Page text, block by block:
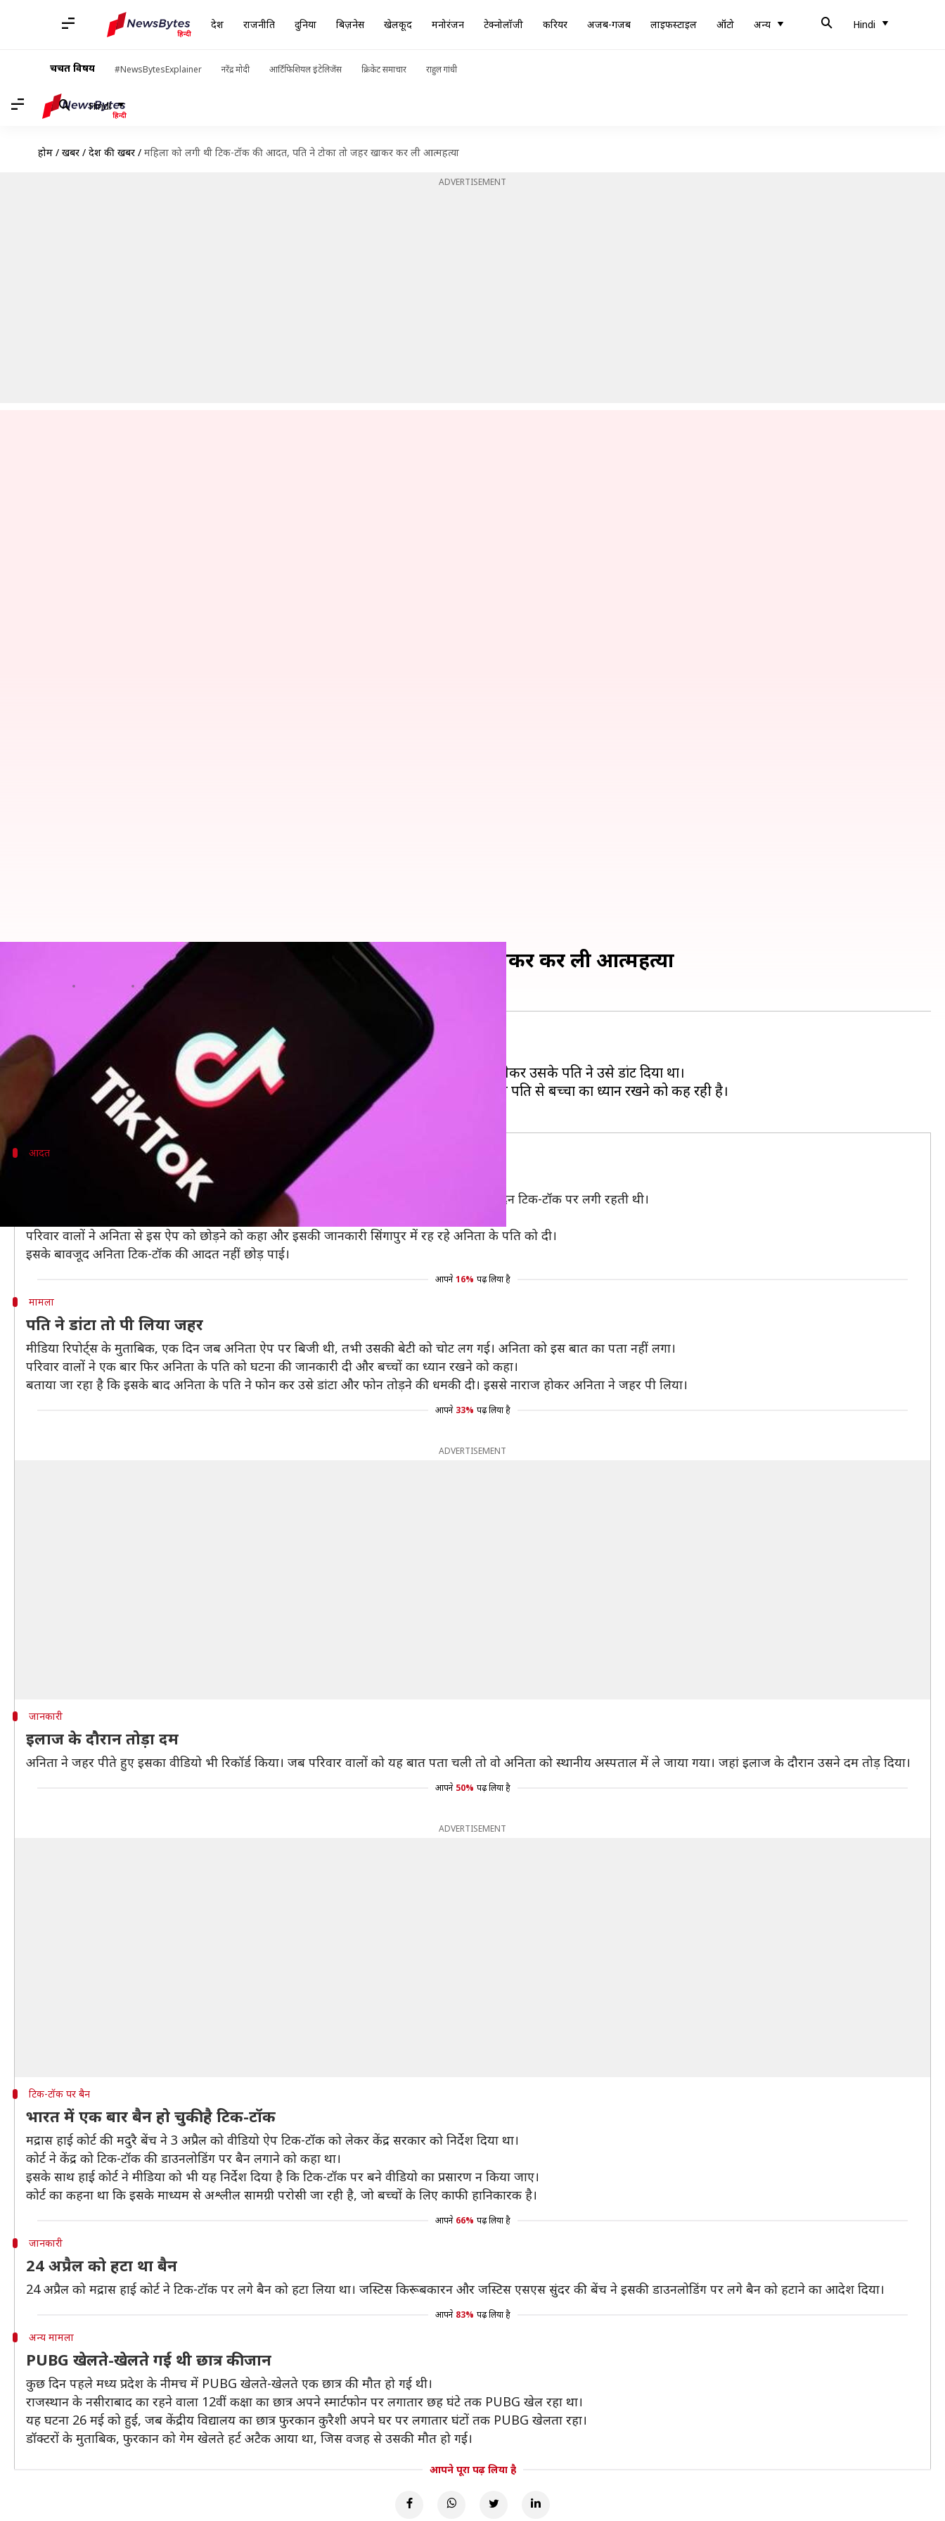
देश राजनीति दुनिया बिज़नेस खेलकूद मनोरंजन टेक्नोलॉजी करियर अजब-गजब लाइफस्टाइल ऑटो अन्य Hindi
चर्चित विषय #NewsBytesExplainer नरेंद्र मोदी आर्टिफिशियल इंटेलिजेंस क्रिकेट समाचार राहुल गांधी
Hindi
होम / खबरें / देश की खबरें / महिला को लगी थी टिक-टॉक की आदत, पति ने टोका तो जहर खाकर कर ली आत्महत्या
ADVERTISEMENT
महिला को लगी थी टिक-टॉक की आदत, पति ने टोका तो जहर खाकर कर ली आत्महत्या
03:55 pm
तमिलनाडु में अरियालुर में एक 24 वर्षीय महिला अनिता ने जहर खाकर आत्महत्या कर ली।
दरअसल, दो बच्चों की मां अनिता वीडियो ऐप टिक-टॉक पर काफी एक्टिव रहती थी। इसी बात को लेकर उसके पति ने उसे डांट दिया था।
इससे नाराज होकर महिला ने जहर पी लिया। इसका उसने वीडियो भी रिकॉर्ड किया, जिसमें वह अपने पति से बच्चों का ध्यान रखने को कह रही है।
आदत
अनिता की आदत से परेशान थे घरवाले
अनिता को उसके दोस्त ने टिक-टॉक के बारे में बताया था। अनिता के परिवार वालों ने बताया कि वह पूरे दिन टिक-टॉक पर लगी रहती थी।
वह इसमें इतना डूब गई थी कि बच्चों और परिवार को नजरअंदाज करने लगी।
परिवार वालों ने अनिता से इस ऐप को छोड़ने को कहा और इसकी जानकारी सिंगापुर में रह रहे अनिता के पति को दी।
इसके बावजूद अनिता टिक-टॉक की आदत नहीं छोड़ पाई।
आपने 16% पढ़ लिया है
मामला
पति ने डांटा तो पी लिया जहर
मीडिया रिपोर्ट्स के मुताबिक, एक दिन जब अनिता ऐप पर बिजी थी, तभी उसकी बेटी को चोट लग गई। अनिता को इस बात का पता नहीं लगा।
परिवार वालों ने एक बार फिर अनिता के पति को घटना की जानकारी दी और बच्चों का ध्यान रखने को कहा।
बताया जा रहा है कि इसके बाद अनिता के पति ने फोन कर उसे डांटा और फोन तोड़ने की धमकी दी। इससे नाराज होकर अनिता ने जहर पी लिया।
आपने 33% पढ़ लिया है
ADVERTISEMENT
जानकारी
इलाज के दौरान तोड़ा दम
अनिता ने जहर पीते हुए इसका वीडियो भी रिकॉर्ड किया। जब परिवार वालों को यह बात पता चली तो वो अनिता को स्थानीय अस्पताल में ले जाया गया। जहां इलाज के दौरान उसने दम तोड़ दिया।
आपने 50% पढ़ लिया है
ADVERTISEMENT
टिक-टॉक पर बैन
भारत में एक बार बैन हो चुकी है टिक-टॉक
मद्रास हाई कोर्ट की मदुरै बेंच ने 3 अप्रैल को वीडियो ऐप टिक-टॉक को लेकर केंद्र सरकार को निर्देश दिया था।
कोर्ट ने केंद्र को टिक-टॉक की डाउनलोडिंग पर बैन लगाने को कहा था।
इसके साथ हाई कोर्ट ने मीडिया को भी यह निर्देश दिया है कि टिक-टॉक पर बने वीडियो का प्रसारण न किया जाए।
कोर्ट का कहना था कि इसके माध्यम से अश्लील सामग्री परोसी जा रही है, जो बच्चों के लिए काफी हानिकारक है।
आपने 66% पढ़ लिया है
जानकारी
24 अप्रैल को हटा था बैन
24 अप्रैल को मद्रास हाई कोर्ट ने टिक-टॉक पर लगे बैन को हटा लिया था। जस्टिस किरूबकारन और जस्टिस एसएस सुंदर की बेंच ने इसकी डाउनलोडिंग पर लगे बैन को हटाने का आदेश दिया।
आपने 83% पढ़ लिया है
अन्य मामला
PUBG खेलते-खेलते गई थी छात्र की जान
कुछ दिन पहले मध्य प्रदेश के नीमच में PUBG खेलते-खेलते एक छात्र की मौत हो गई थी।
राजस्थान के नसीराबाद का रहने वाला 12वीं कक्षा का छात्र अपने स्मार्टफोन पर लगातार छह घंटे तक PUBG खेल रहा था।
यह घटना 26 मई को हुई, जब केंद्रीय विद्यालय का छात्र फुरकान कुरैशी अपने घर पर लगातार घंटों तक PUBG खेलता रहा।
डॉक्टरों के मुताबिक, फुरकान को गेम खेलते हर्ट अटैक आया था, जिस वजह से उसकी मौत हो गई।
आपने पूरा पढ़ लिया है